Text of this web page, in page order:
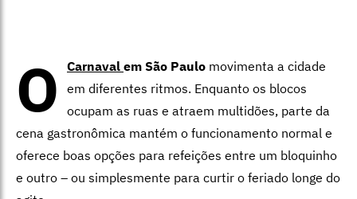
O Carnaval em São Paulo movimenta a cidade
em diferentes ritmos. Enquanto os blocos
ocupam as ruas e atraem multidões, parte da
cena gastronômica mantém o funcionamento normal e
oferece boas opções para refeições entre um bloquinho
e outro – ou simplesmente para curtir o feriado longe do